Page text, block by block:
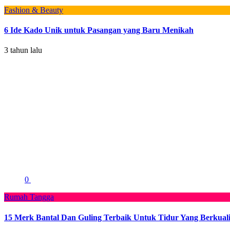
Fashion & Beauty
6 Ide Kado Unik untuk Pasangan yang Baru Menikah
3 tahun lalu
0
Rumah Tangga
15 Merk Bantal Dan Guling Terbaik Untuk Tidur Yang